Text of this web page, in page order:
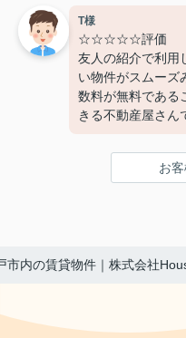
T様
☆☆☆☆☆評価
友人の紹介で利用
い物件がスムーズ
数料が無料である
きる不動産屋さん
お
市内の賃貸物件｜株式会社